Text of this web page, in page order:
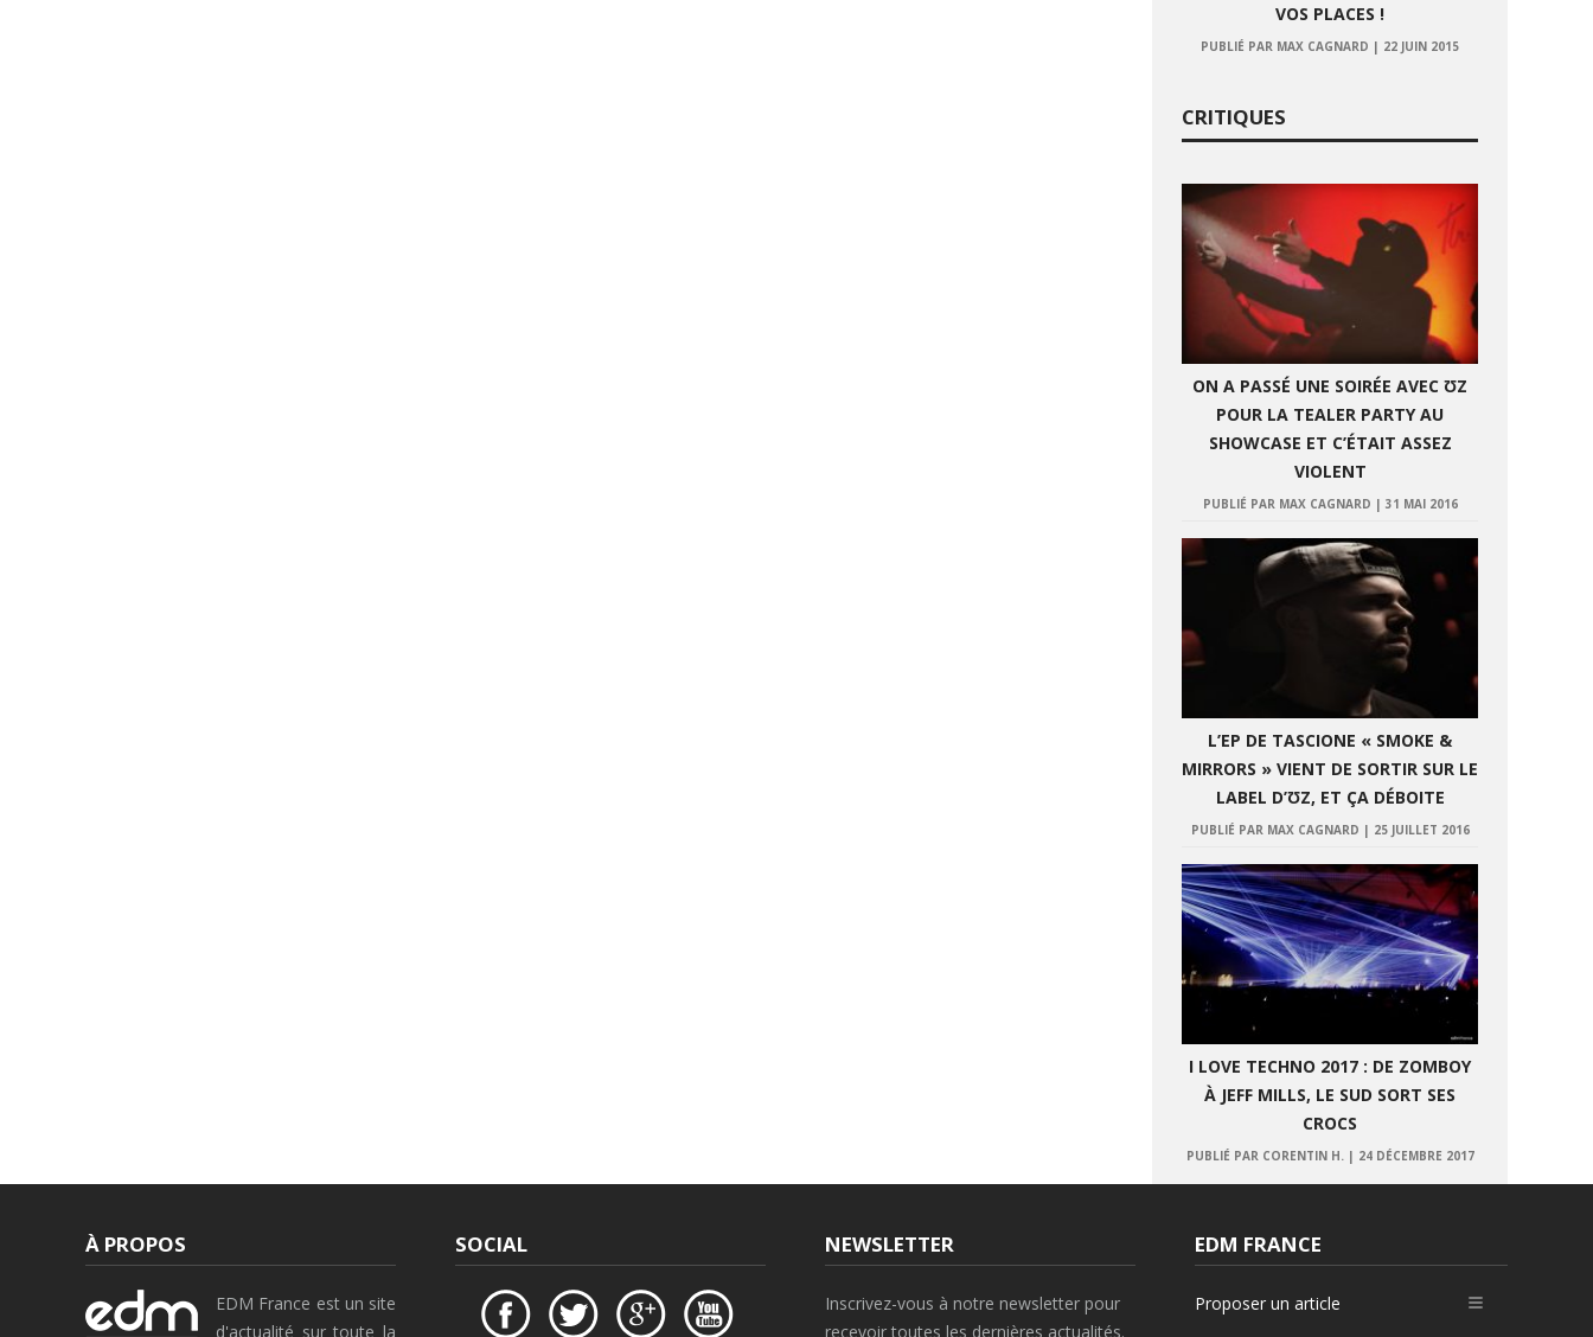
VOS PLACES !
PUBLIÉ PAR MAX CAGNARD | 22 JUIN 2015
CRITIQUES
ON A PASSÉ UNE SOIRÉE AVEC ƱZ
POUR LA TEALER PARTY AU
SHOWCASE ET C’ÉTAIT ASSEZ
VIOLENT
PUBLIÉ PAR MAX CAGNARD | 31 MAI 2016
L’EP DE TASCIONE « SMOKE &
MIRRORS » VIENT DE SORTIR SUR LE
LABEL D’ƱZ, ET ÇA DÉBOITE
PUBLIÉ PAR MAX CAGNARD | 25 JUILLET 2016
I LOVE TECHNO 2017 : DE ZOMBOY
À JEFF MILLS, LE SUD SORT SES
CROCS
PUBLIÉ PAR CORENTIN H.| 24 DÉCEMBRE 2017
À PROPOS
EDM France est un site
d'actualité sur toute la
SOCIAL NEWSLETTER
Inscrivez-vous à notre newsletter pour
recevoir toutes les dernières actualités.
EDM FRANCE
Proposer un article